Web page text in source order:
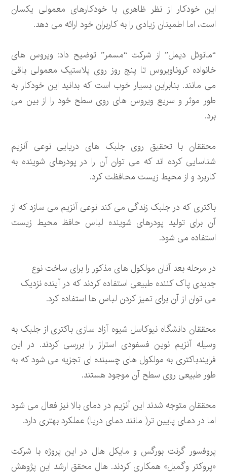
این خودکار از نظر ظاهری با خودکارهای معمولی یکسان
است، اما اطمینان زیادی را به کاربران خود ارائه می دهد.
“مانوئل دیمل” از شرکت “مسمر” توضیح داد: ویروس های
خانواده کروناویروس تا پنج روز روی پلاستیک معمولی باقی
می مانند. بنابراین بسیار خوب است که بدانید این خودکار به
طور موثر و سریع ویروس های روی سطح خود را از بین می
برد.
محققان با تحقیق روی جلبک های دریایی نوعی آنزیم
شناسایی کرده اند که می توان آن را در پودرهای شوینده به
کاربرد و از محیط زیست محافظت کرد.
باکتری که در جلبک زندگی می کند نوعی آنزیم می سازد که از
آن برای تولید پودرهای شوینده لباس حافظ محیط زیست
استفاده می شود.
در مرحله بعد آنان مولکول های مذکور را برای ساخت نوع
جدیدی پاک کننده طبیعی استفاده کردند که در آینده نزدیک
می توان از آن برای تمیز کردن لباس ها استفاده کرد.
محققان دانشگاه نیوکاسل شیوه آزاد سازی باکتری از جلبک به
وسیله آنزیم نوین فسفودی استراز را بررسی کردند. در این
فرایندباکتری به مولکول های چسبنده ای تجزیه می شود که به
طور طبیعی روی سطح آن موجود هستند.
محققان متوجه شدند این آنزیم در دمای بالا نیز فعال می شود
اما در دمای پایین تر( مانند دمای دریا) عملکرد بهتری دارد.
پروفسور گرنت بورگس و مایکل هال در این پروژه با شرکت
«پروکتر وگمبل» همکاری کردند. هال محقق ارشد این پژوهش